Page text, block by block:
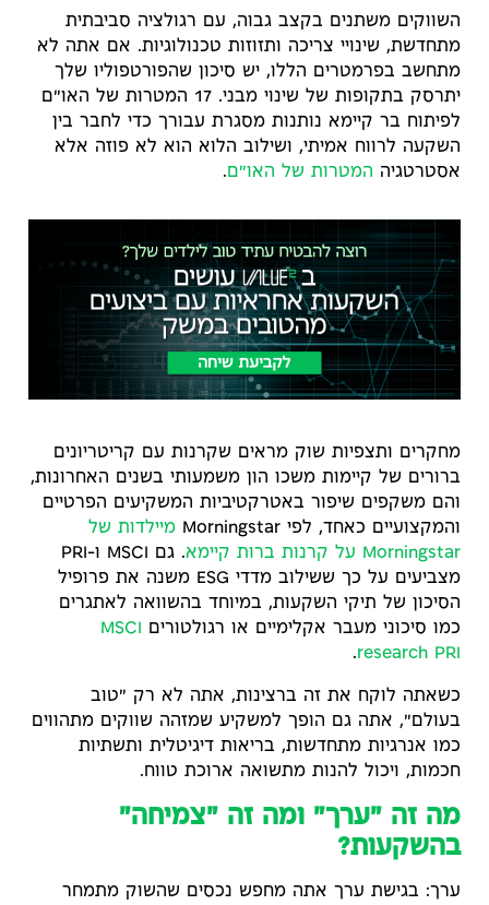
השווקים משתנים בקצב גבוה, עם רגולציה סביבתית
מתחדשת, שינויי צריכה ותזוזות טכנולוגיות. אם אתה לא
מתחשב בפרמטרים הללו, יש סיכון שהפורטפוליו שלך
יתרסק בתקופות של שינוי מבני. 17 המטרות של האו"ם
לפיתוח בר קיימא נותנות מסגרת עבורך כדי לחבר בין
השקעה לרווח אמיתי, ושילוב הלוא הוא לא פוזה אלא
אסטרטגיה המטרות של האו"ם.
מחקרים ותצפיות שוק מראים שקרנות עם קריטריונים
ברורים של קיימות משכו הון משמעותי בשנים האחרונות,
והם משקפים שיפור באטרקטיביות המשקיעים הפרטיים
והמקצועיים כאחד, לפי Morningstar
מיילדות של
Morningstar על קרנות ברות קיימא
. גם MSCI ו-PRI
מצביעים על כך ששילוב מדדי ESG משנה את פרופיל
הסיכון של תיקי השקעות, במיוחד בהשוואה לאתגרים
כמו סיכוני מעבר אקלימיים או רגולטורים MSCI
research PRI
.
כשאתה לוקח את זה ברצינות, אתה לא רק "טוב
בעולם", אתה גם הופך למשקיע שמזהה שווקים מתהווים
כמו אנרגיות מתחדשות, בריאות דיגיטלית ותשתיות
חכמות, ויכול להנות מתשואה ארוכת טווח.
מה זה "ערך" ומה זה "צמיחה"
בהשקעות?
ערך: בגישת ערך אתה מחפש נכסים שהשוק מתמחר